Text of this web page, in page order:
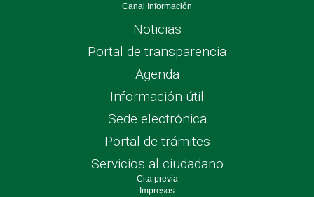
Canal Información
Noticias
Portal de transparencia
Agenda
Información útil
Sede electrónica
Portal de trámites
Servicios al ciudadano
Cita previa
Impresos